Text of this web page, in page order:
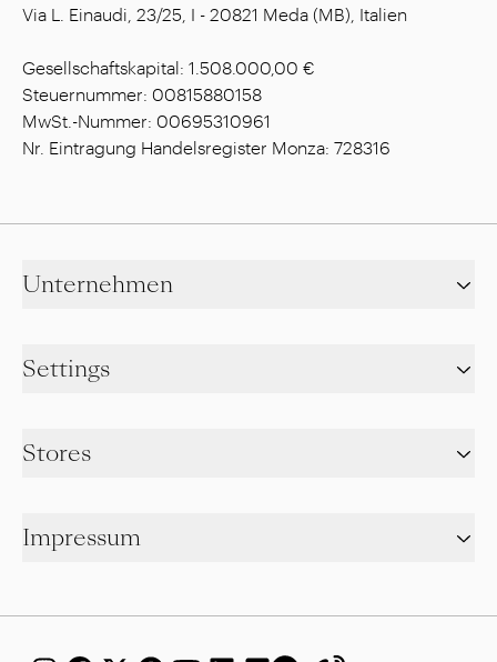
Via L. Einaudi, 23/25, I - 20821 Meda (MB), Italien
Gesellschaftskapital: 1.508.000,00 €
Steuernummer: 00815880158
MwSt.-Nummer: 00695310961
Nr. Eintragung Handelsregister Monza: 728316
Unternehmen
Settings
Stores
Impressum